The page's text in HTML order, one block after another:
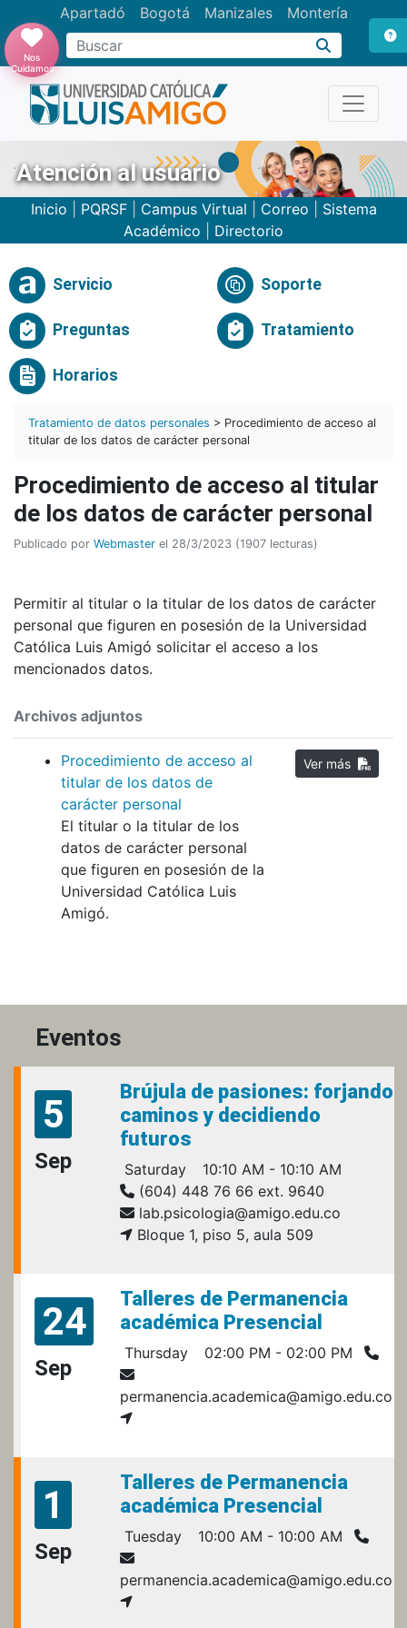
Apartadó Bogotá Manizales Montería
Buscar
Nos
Cuidamos
Atención al usuario
Inicio PQRSF| Campus Virtual Correo
Sistema
Académico
Directorio
Servicio Soporte
Preguntas Tratamiento
Horarios
Tratamiento de datos personales > Procedimiento de acceso al
titular de los datos de carácter personal
Procedimiento de acceso al titular
de los datos de carácter personal
Publicado por Webmaster el 28/3/2023 (1907 lecturas)
Permitir al titular o la titular de los datos de carácter
personal que figuren en posesión de la Universidad
Católica Luis Amigó solicitar el acceso a los
mencionados datos.
Archivos adjuntos
Procedimiento de acceso al
titular de los datos de
carácter personal
El titular o la titular de los
datos de carácter personal
que figuren en posesión de la
Universidad Católica Luis
Amigó.
Eventos
5
Sep
Brújula de pasiones: forjando
caminos y decidiendo
futuros
Saturday
10:10 AM - 10:10 AM
(604) 448 76 66 ext. 9640
lab.psicologia@amigo.edu.co
Bloque 1, piso 5, aula 509
24
Sep
Talleres de Permanencia
académica Presencial
Thursday 02:00 PM - 02:00 PM
permanencia.academica@amigo.edu.co
1
Sep
Talleres de Permanencia
académica Presencial
Tuesday 10:00 AM - 10:00 AM
permanencia.academica@amigo.edu.co